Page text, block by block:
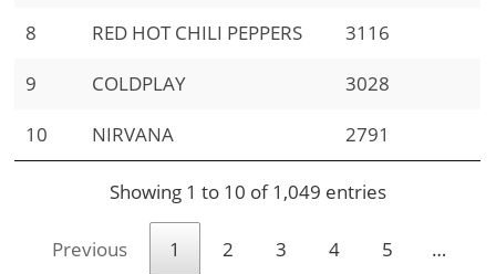
8
RED HOT CHILI PEPPERS
3116
9
COLDPLAY
3028
10
NIRVANA 2791
Showing 1 to 10 of 1,049 entries
Previous 1 2 3 4 5 …